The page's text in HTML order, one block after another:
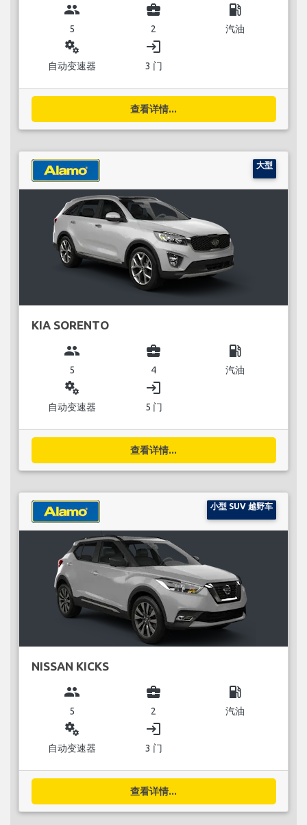
group
5
business_center
2
local_gas_station
汽油
miscellaneous_services
自动变速器
login
3 门
查看详情...
大型
KIA SORENTO
group
5
business_center
4
local_gas_station
汽油
miscellaneous_services
自动变速器
login
5 门
查看详情...
小型 SUV 越野车
NISSAN KICKS
group
5
business_center
2
local_gas_station
汽油
miscellaneous_services
自动变速器
login
3 门
查看详情...